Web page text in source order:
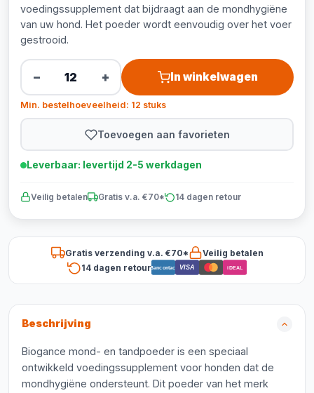
voedingssupplement dat bijdraagt aan de mondhygiëne
van uw hond. Het poeder wordt eenvoudig over het voer
gestrooid.
− + In winkelwagen
Min. bestelhoeveelheid: 12 stuks
Toevoegen aan favorieten
Leverbaar: levertijd 2-5 werkdagen
Veilig betalen Gratis v.a. €70* 14 dagen retour
Gratis verzending v.a. €70*
Veilig betalen
14 dagen retourBancontact VISA iDEAL
Beschrijving
Biogance mond- en tandpoeder is een speciaal
ontwikkeld voedingssupplement voor honden dat de
mondhygiëne ondersteunt. Dit poeder van het merk